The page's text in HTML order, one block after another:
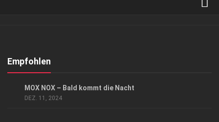
Kontakt, Impressum
Empfohlen
MOX NOX – Bald kommt die Nacht
DEZ. 11, 2024